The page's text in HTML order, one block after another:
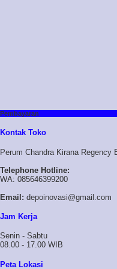
Pembayaran
Kontak Toko
Perum Chandra Kirana Regency
Telephone Hotline:
WA: 085646399200
Email: depoinovasi@gmail.com
Jam Kerja
Senin - Sabtu
08.00 - 17.00 WIB
Peta Lokasi